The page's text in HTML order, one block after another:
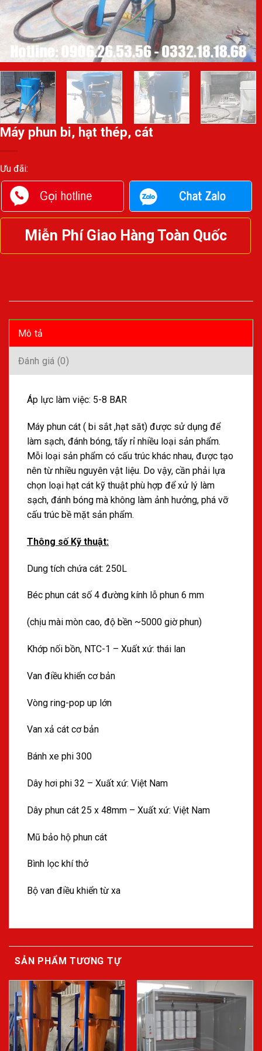
Máy phun bi, hạt thép, cát
Ưu đãi:
Miễn Phí Giao Hàng Toàn Quốc
Mô tả
Đánh giá (0)
Áp lực làm việc: 5-8 BAR
Máy phun cát ( bi sắt ,hạt săt) được sử dụng để
làm sạch, đánh bóng, tẩy rỉ nhiều loại sản phẩm.
Mỗi loại sản phẩm có cấu trúc khác nhau, được tạo
nên từ nhiều nguyên vật liệu. Do vậy, cần phải lựa
chọn loại hạt cát kỹ thuật phù hợp để xử lý làm
sạch, đánh bóng mà không làm ảnh hưởng, phá vỡ
cấu trúc bề mặt sản phẩm.
Thông số Kỹ thuật:
Dung tích chứa cát: 250L
Béc phun cát số 4 đường kính lỗ phun 6 mm
(chịu mài mòn cao, độ bền ~5000 giờ phun)
Khớp nối bồn, NTC-1 – Xuất xứ: thái lan
Van điều khiển cơ bản
Vòng ring-pop up lớn
Van xả cát cơ bản
Bánh xe phi 300
Dây hơi phi 32 – Xuất xứ: Việt Nam
Dây phun cát 25 x 48mm – Xuất xứ: Việt Nam
Mũ bảo hộ phun cát
Bình lọc khí thở
Bộ van điều khiển từ xa
SẢN PHẨM TƯƠNG TỰ